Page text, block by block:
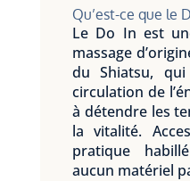
Qu’est-ce que le
Le Do In est
massage
du Shiatsu,
circulation de
à détendre les
la vitalité.
pratique
aucun matériel